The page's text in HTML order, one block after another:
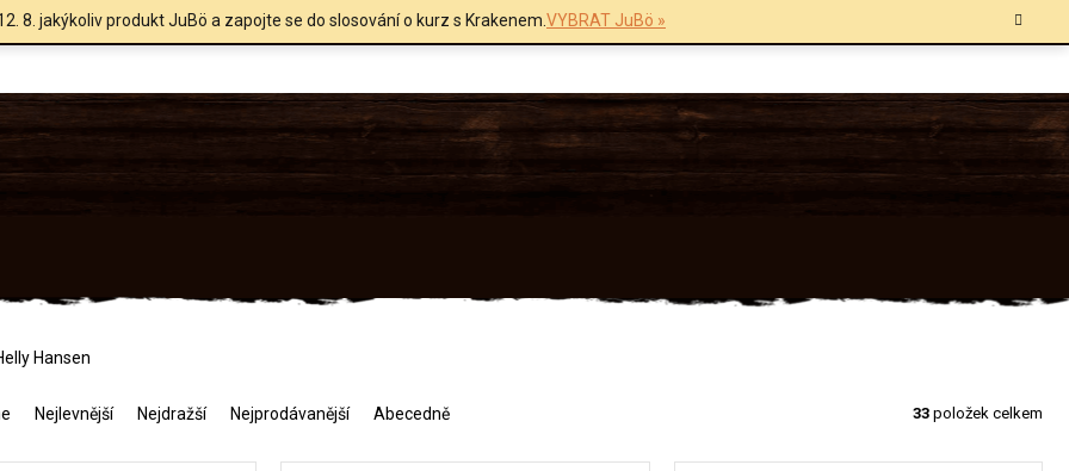
8. jakýkoliv produkt JuBö a zapojte se do slosování o kurz s Krakenem.VYBRAT JuBö »
Hansen
Nejlevnější Nejdražší Nejprodávanější Abecedně 33 položek celkem